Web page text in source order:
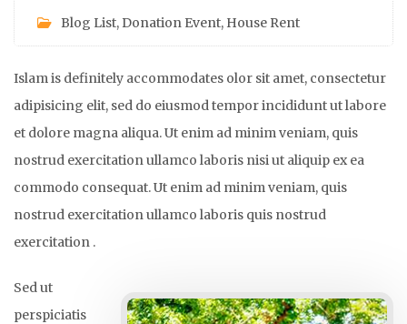
Blog List,Donation Event, House Rent
Islam is definitely accommodates olor sit amet, consectetur
adipisicing elit, sed do eiusmod tempor incididunt ut labore
et dolore magna aliqua. Ut enim ad minim veniam, quis
nostrud exercitation ullamco laboris nisi ut aliquip ex ea
commodo consequat. Ut enim ad minim veniam, quis
nostrud exercitation ullamco laboris quis nostrud
exercitation .
Sed ut
perspiciatis